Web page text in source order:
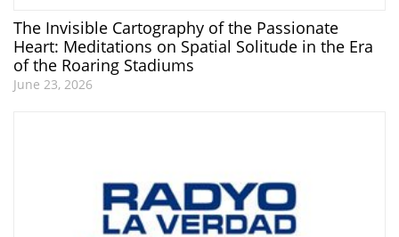
The Invisible Cartography of the Passionate
Heart: Meditations on Spatial Solitude in the Era
of the Roaring Stadiums
June 23, 2026